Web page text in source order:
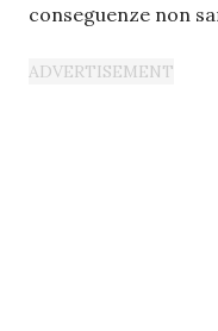
conseguenze non